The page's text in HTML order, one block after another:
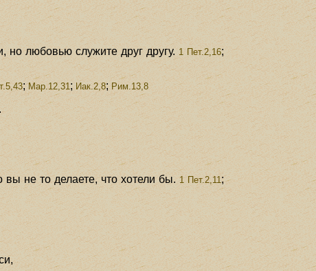
но любовью служите друг другу. 1 Пет.2,16;
;Мар.12,31 ; Иак.2,8; Рим.13,8
вы не то делаете, что хотели бы. 1 Пет.2,11 ;